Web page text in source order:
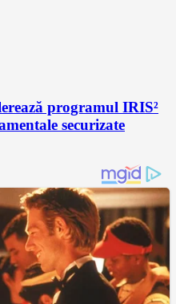
programul IRIS²
securizate